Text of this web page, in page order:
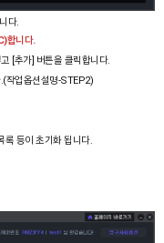
다.
합니다.
[추가] 버튼을 클릭합니다.
작업옵션설명-STEP2)
록 등이 초기화 됩니다.